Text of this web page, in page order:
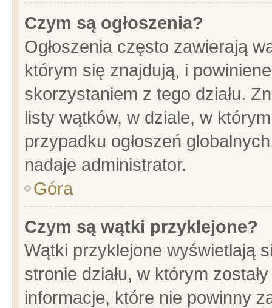
Czym są ogłoszenia?
Ogłoszenia często zawierają
którym się znajdują, i
skorzystaniem z tego działu.
listy wątków, w dziale, w
przypadku ogłoszeń
nadaje administrator.
Góra
Czym są wątki przyklejone?
Wątki przyklejone wyświetlają
stronie działu, w którym
informacje, które nie powinny